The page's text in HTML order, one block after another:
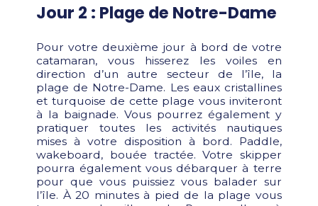
Jour 2 : Plage de Notre-Dame
Pour votre deuxième jour à bord de votre
catamaran, vous hisserez les voiles en
direction d’un autre secteur de l’île, la
plage de Notre-Dame. Les eaux cristallines
et turquoise de cette plage vous inviteront
à la baignade. Vous pourrez également y
pratiquer toutes les activités nautiques
mises à votre disposition à bord. Paddle,
wakeboard, bouée tractée. Votre skipper
pourra également vous débarquer à terre
pour que vous puissiez vous balader sur
l’île. À 20 minutes à pied de la plage vous